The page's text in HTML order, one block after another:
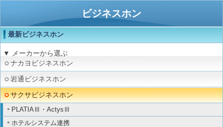
ビジネスホン
最新ビジネスホン
▼ メーカーから選ぶ
ナカヨビジネスホン
岩通ビジネスホン
サクサビジネスホン
PLATIAⅢ・ActysⅢ
ホテルシステム連携